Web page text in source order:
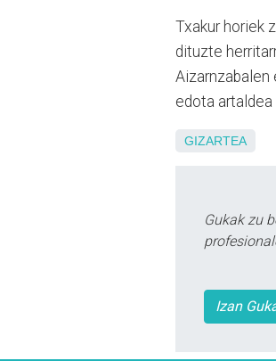
Txakur horiek
dituzte
Aizarnzabalen
edota artaldea
GIZARTEA
Gukak zu
Izan